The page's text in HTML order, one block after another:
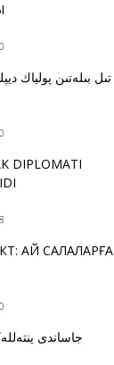
DIPLOMATI
ҚАЙ САЛАЛАРҒА
جاساندى